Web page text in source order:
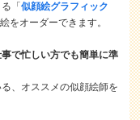
る「似顔絵グラフィック
をオーダーできます。
事で忙しい方でも簡単に準
、オススメの似顔絵師を